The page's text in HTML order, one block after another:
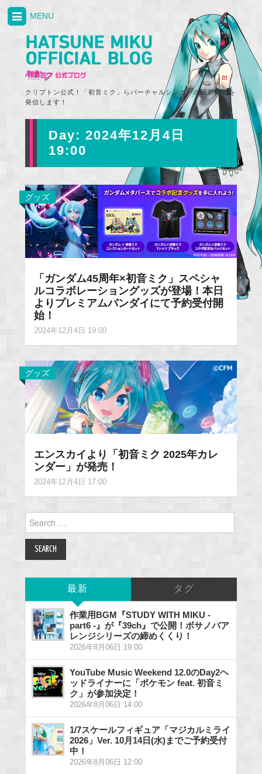
クリプトン公式！「初音ミク」らバーチャルシンガーの最新情報を
発信します！
MENU
Day: 2024年12月4日
19:00
グッズ
「ガンダム45周年×初音ミク」スペシャ
ルコラボレーショングッズが登場！本日
よりプレミアムバンダイにて予約受付開
始！
2024年12月4日 19:00
グッズ
エンスカイより「初音ミク 2025年カレ
ンダー」が発売！
2024年12月4日 17:00
for:
最新 タグ
作業用BGM『STUDY WITH MIKU -
part6 -』が『39ch』で公開！ボサノバア
レンジシリーズの締めくくり！
2026年8月06日 19:00
YouTube Music Weekend 12.0のDay2ヘ
ッドライナーに「ポケモン feat. 初音ミ
ク」が参加決定！
2026年8月06日 14:00
1/7スケールフィギュア「マジカルミライ
2026」Ver. 10月14日(水)までご予約受付
中！
2026年8月06日 12:00